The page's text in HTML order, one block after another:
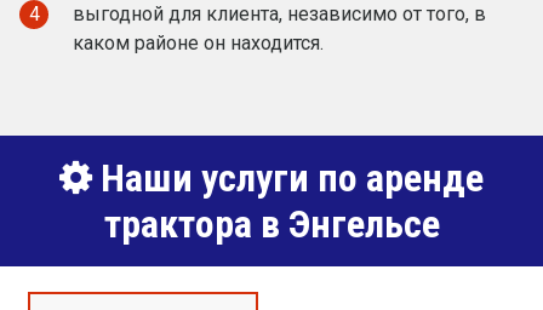
4
выгодной для клиента, независимо от того, в
каком районе он находится.
Наши услуги по аренде
трактора в Энгельсе